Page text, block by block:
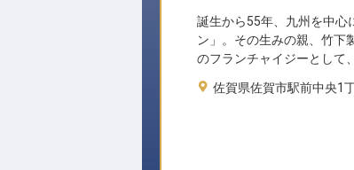
誕生から55年、九州を中心
ン」。その生みの親、竹下
のフランチャイジーとして
佐賀県佐賀市駅前中央1